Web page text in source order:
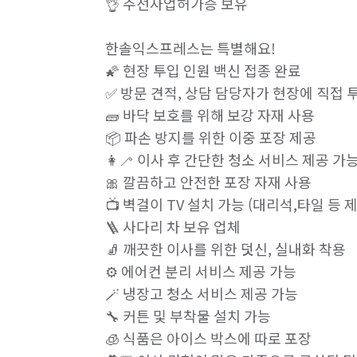
한솔익스프레스는 특별해요!
🌠 현장 투입 인원 백신 접종 완료
✅ 방문 견적, 상담 담당자가 현장에 직접
🧱 바닥 보호를 위해 보강 자재 사용
📦 파손 방지를 위한 이중 포장 제공
👩‍🦯 이사 후 간단한 청소 서비스 제공 가
🎀 깔끔하고 안전한 포장 자재 사용
📺 벽걸이 TV 설치 가능 (대리석,타일 등
🪜 사다리 차 보유 업체
🧦 깨끗한 이사를 위한 덧신, 실내화 착용
⚙️ 에어컨 분리 서비스 제공 가능
🪄 냉장고 청소 서비스 제공 가능
🔧 커튼 및 부착물 설치 가능
🧊 식품은 아이스 박스에 따로 포장